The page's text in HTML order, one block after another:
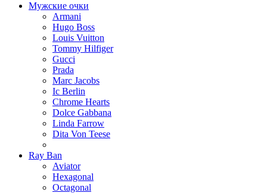
Мужские очки
Armani
Hugo Boss
Louis Vuitton
Tommy Hilfiger
Gucci
Prada
Marc Jacobs
Ic Berlin
Chrome Hearts
Dolce Gabbana
Linda Farrow
Dita Von Teese
Ray Ban
Aviator
Hexagonal
Octagonal